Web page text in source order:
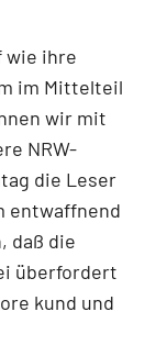
wie ihre
im Mittelteil
wir mit
NRW-
die Leser
entwaffnend
daß die
überfordert
kund und